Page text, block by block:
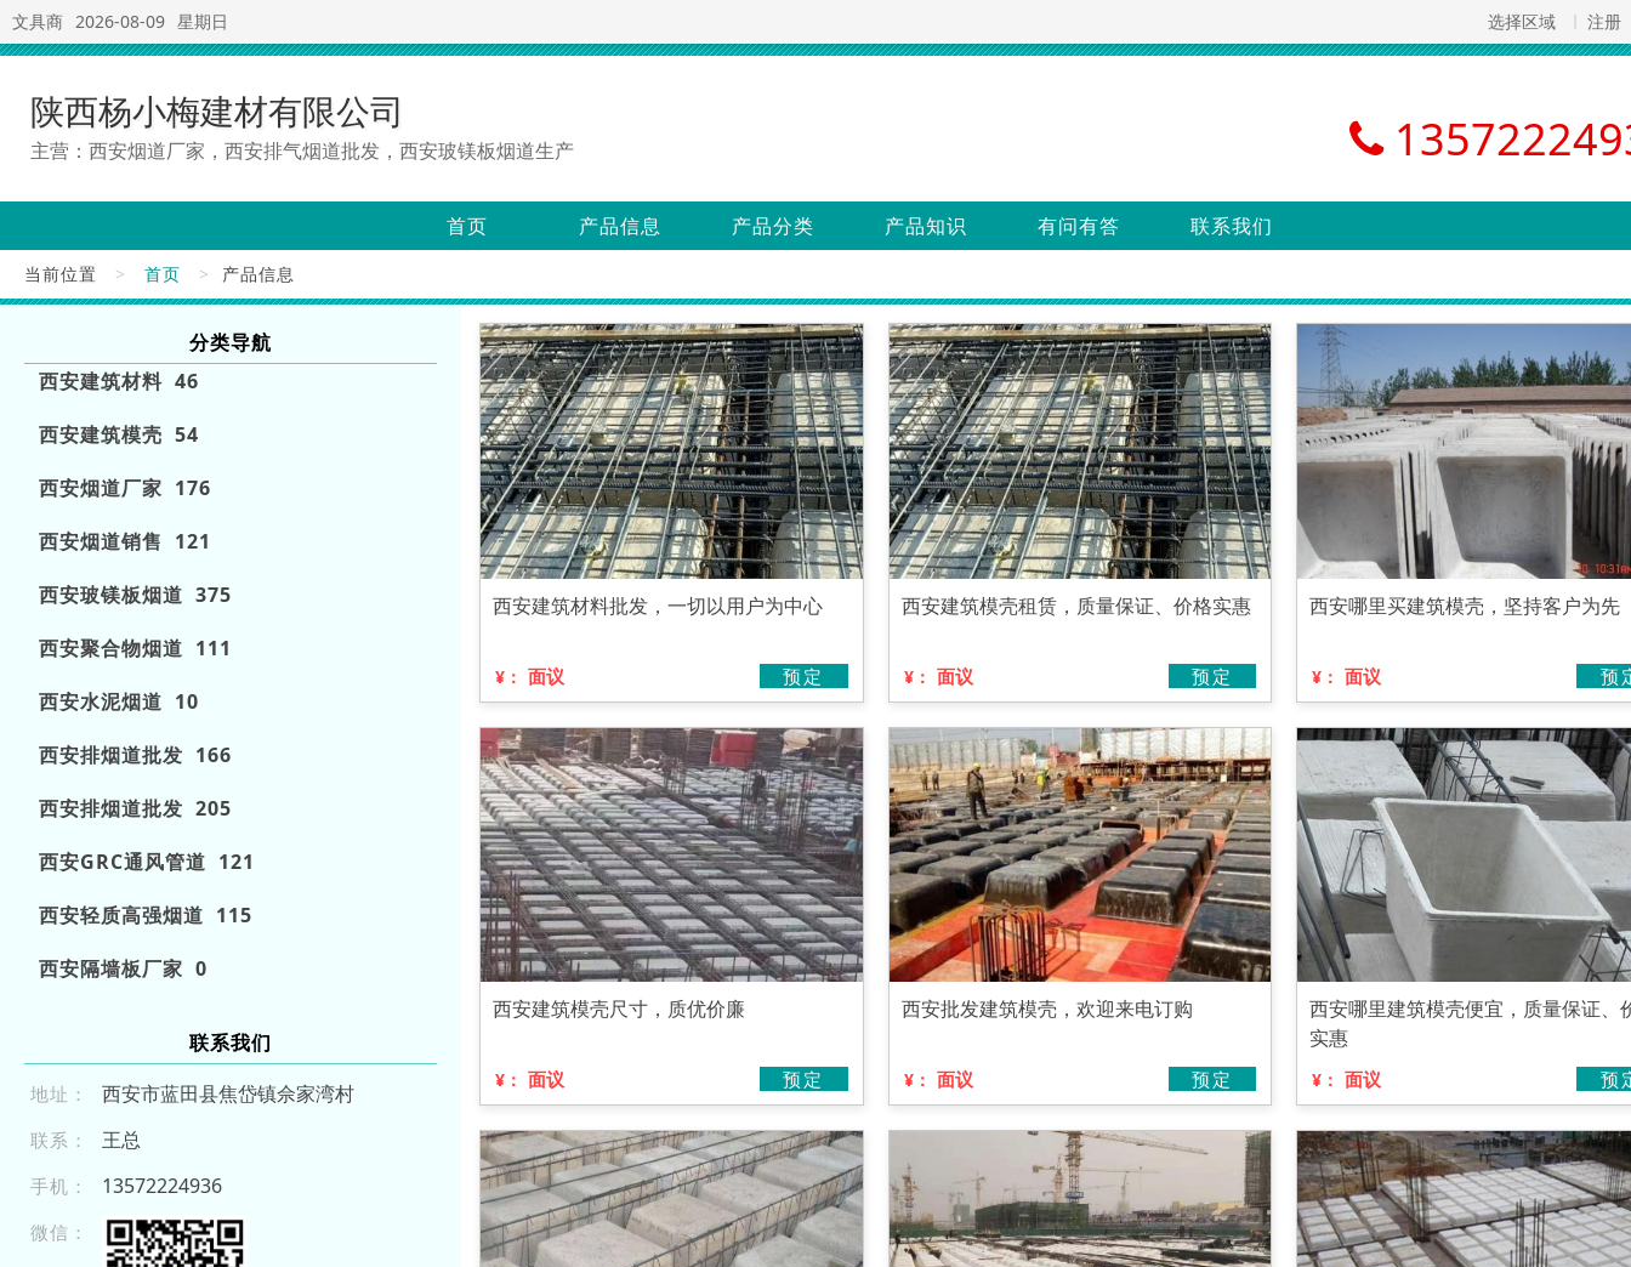
文具商 2026-08-09 星期日 选择区域 注册
陕西杨小梅建材有限公司
主营：西安烟道厂家，西安排气烟道批发，西安玻镁板烟道生产
首页 产品信息 产品分类 产品知识 有问有答 联系我们
当前位置 > 首页 > 产品信息
分类导航
西安建筑材料 46
西安建筑模壳 54
西安烟道厂家 176
西安烟道销售 121
西安玻镁板烟道 375
西安聚合物烟道 111
西安水泥烟道 10
西安排烟道批发 166
西安排烟道批发 205
西安GRC通风管道 121
西安轻质高强烟道 115
西安隔墙板厂家 0
联系我们
地址： 西安市蓝田县焦岱镇佘家湾村
联系： 王总
手机： 135 72 22 49 3 6
微信：
西安建筑材料批发，一切以用户为中心
¥： 面议 预定
西安建筑模壳租赁，质量保证、价格实惠
¥： 面议 预定
西安哪里买建筑模壳，坚持客户为先
¥： 面议 预
西安建筑模壳尺寸，质优价廉
¥： 面议 预定
西安批发建筑模壳，欢迎来电订购
¥： 面议 预定
西安哪里建筑模壳便宜，质量保证、
实惠
¥： 面议 预